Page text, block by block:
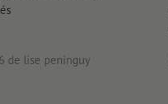
de lise peninguy